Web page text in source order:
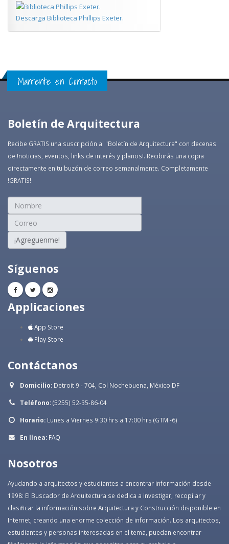
Descarga Biblioteca Phillips Exeter.
Mantente en Contacto
Boletín de Arquitectura
Recibe GRATIS una suscripción al "Boletín de Arquitectura" con decenas
de !noticias, eventos, links de interés y planos!. Recibirás una copia
directamente en tu buzón de correo semanalmente. Completamente
!GRATIS!
¡Agreguenme!
Síguenos
Applicaciones
App Store
Play Store
Contáctanos
Domicilio: Detroit 9 - 704, Col Nochebuena, México DF
Teléfono:(5255) 52-35-86-04
Horario: Lunes a Viernes 9:30 hrs a 17:00 hrs (GTM -6)
En línea: FAQ
Nosotros
Ayudando a arquitectos y estudiantes a encontrar información desde
1998: El Buscador de Arquitectura se dedica a investigar, recopilar y
clasificar la información sobre Arquitectura y Construcción disponible en
Internet, creando una enorme colección de información. Los arquitectos,
estudiantes y personas interesadas en el tema, puedan encontrar